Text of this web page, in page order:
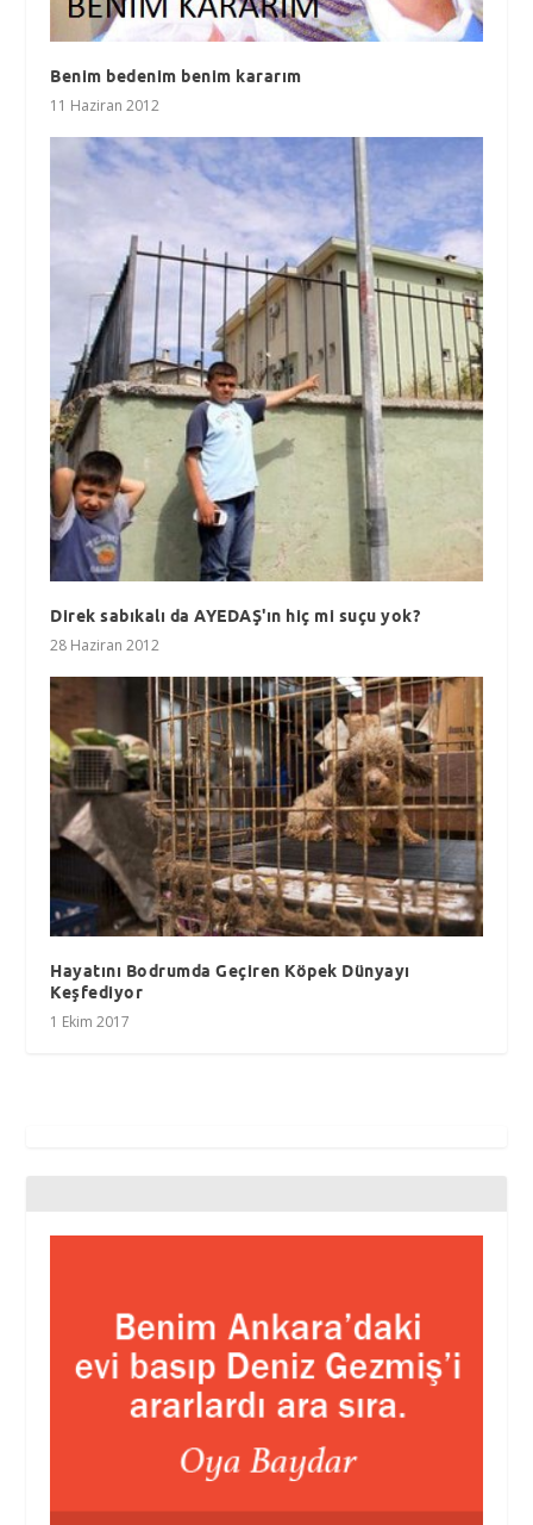
Benim bedenim benim kararım
11 Haziran 2012
Direk sabıkalı da AYEDAŞ'ın hiç mi suçu yok?
28 Haziran 2012
Hayatını Bodrumda Geçiren Köpek Dünyayı
Keşfediyor
1 Ekim 2017